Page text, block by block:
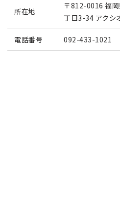
所在地
〒812-0016 福
丁目3-34 アクシ
電話番号 092-433-1021